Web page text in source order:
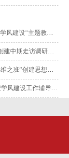
集中创建启动仪式顺利举办
期走访调研工作
”创建思想大讨论
工作辅导员座谈会